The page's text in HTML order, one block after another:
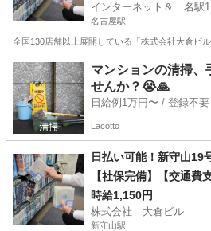
たい方必見！
インターネット＆ 名駅
名古屋駅
全国130店舗以上展開している「株式会社大倉ビ
愛知 名古屋市 名古屋駅 フロント
マンションの清掃、
せんか？😭🙏
日給例1万円
Lacotto
日払い可能！新守山
【社保完備】【交通費
【高収入】【日払い】
トスタッフ☆稼ぎたい方
時給1,150円
株式会社 大倉ビル
新守山駅